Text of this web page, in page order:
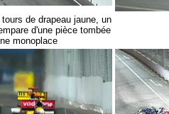
de drapeau jaune, un
d'une pièce tombée
monoplace